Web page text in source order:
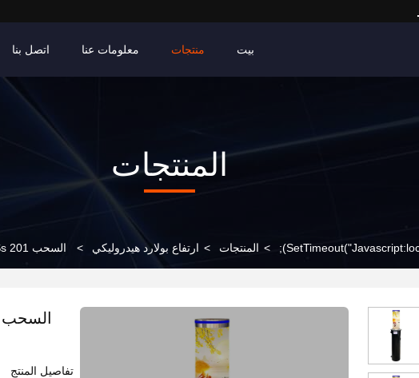
بيت منتجات معلومات عنا اتصل بنا
المنتجات
> المنتجات > ارتفاع بولارد هيدروليكي > السحب Ss 201 الهيدروليكي الارتفاع الرفع السلس والفعال
تفاصيل المنتج